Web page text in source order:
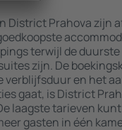
District Prahova zijn
terwijl de duurste
zijn. De
verblijfsduur en het
gaat, is District
laagste tarieven
gasten in één